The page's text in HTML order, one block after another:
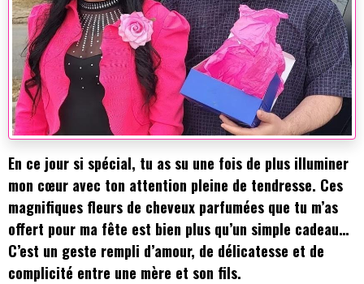
En ce jour si spécial, tu as su une fois de plus illuminer
mon cœur avec ton attention pleine de tendresse. Ces
magnifiques fleurs de cheveux parfumées que tu m’as
offert pour ma fête est bien plus qu’un simple cadeau…
C’est un geste rempli d’amour, de délicatesse et de
complicité entre une mère et son fils.